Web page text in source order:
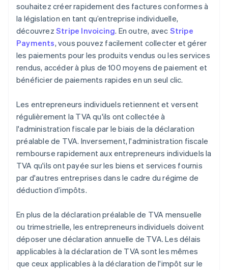
souhaitez créer rapidement des factures conformes à
la législation en tant qu’entreprise individuelle,
découvrez Stripe Invoicing. En outre, avec Stripe
Payments, vous pouvez facilement collecter et gérer
les paiements pour les produits vendus ou les services
rendus, accéder à plus de 100 moyens de paiement et
bénéficier de paiements rapides en un seul clic.
Les entrepreneurs individuels retiennent et versent
régulièrement la TVA qu'ils ont collectée à
l'administration fiscale par le biais de la déclaration
préalable de TVA. Inversement, l'administration fiscale
rembourse rapidement aux entrepreneurs individuels la
TVA qu'ils ont payée sur les biens et services fournis
par d'autres entreprises dans le cadre du régime de
déduction d’impôts.
En plus de la déclaration préalable de TVA mensuelle
ou trimestrielle, les entrepreneurs individuels doivent
déposer une déclaration annuelle de TVA. Les délais
applicables à la déclaration de TVA sont les mêmes
que ceux applicables à la déclaration de l'impôt sur le